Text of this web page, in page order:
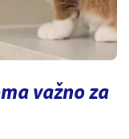
važno za